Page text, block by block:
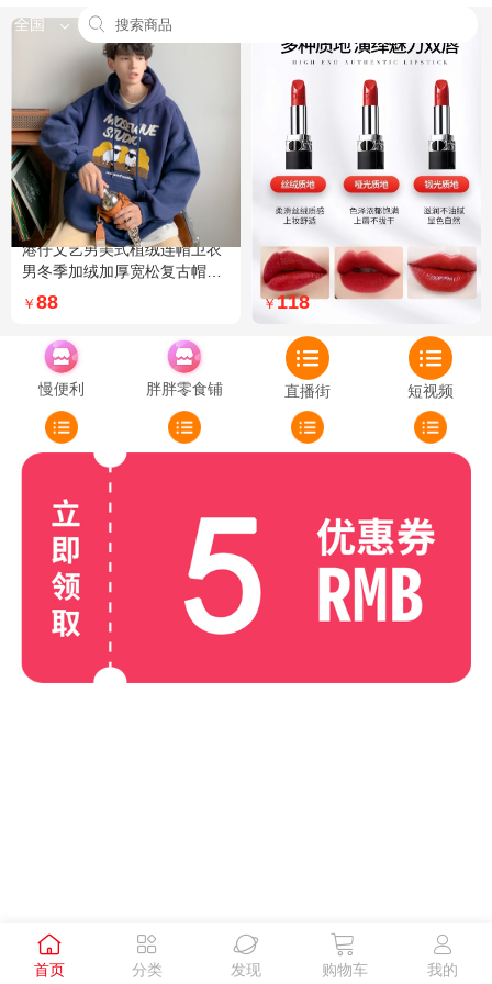
全国
港仔文艺男美式植绒连帽卫衣
男冬季加绒加厚宽松复古帽衫
外套 XXL 加绒 5XL 灰色加绒
￥ 88
Dior迪奥全新烈艳蓝金口红品
牌授权经典藤格纹饰带丝绒质
地999色号传奇红唇哑光 哑光
￥118
慢便利 胖胖零食铺 直播街 短视频

首页

分类

发现

购物车

我的